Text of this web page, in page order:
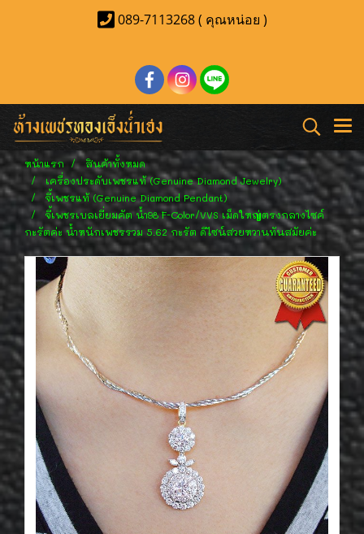
089-7113268 ( คุณหน่อย )
หน้าแรก
สินค้าทั้งหมด
เครื่องประดับเพชรแท้ (Genuine Diamond Jewelry)
จี้เพชรแท้ (Genuine Diamond Pendant)
จี้เพชรเบลเยี่ยมคัต น้ำ98 F-Color/VVS เม็ดใหญ่ตรงกลางไซค์
กะรัตค่ะ น้ำหนักเพชรรวม 5.62 กะรัต ดีไซน์สวยหวานทันสมัยค่ะ